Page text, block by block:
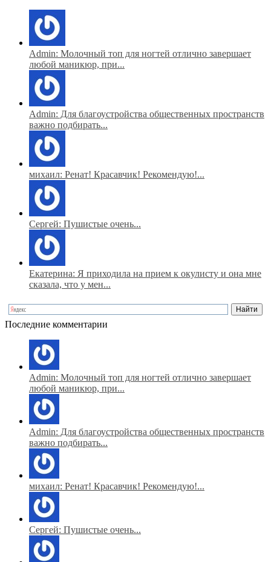
Admin: Молочный топ для ногтей отлично завершает
любой маникюр, при...
Admin: Для благоустройства общественных пространств
важно подбирать...
михаил: Ренат! Красавчик! Рекомендую!...
Сергей: Пушистые очень...
Екатерина: Я приходила на прием к окулисту и она мне
сказала, что у мен...
Последние комментарии
Admin: Молочный топ для ногтей отлично завершает
любой маникюр, при...
Admin: Для благоустройства общественных пространств
важно подбирать...
михаил: Ренат! Красавчик! Рекомендую!...
Сергей: Пушистые очень...